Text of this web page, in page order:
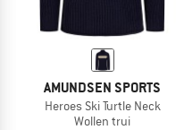
AMUNDSEN SPORTS
Heroes Ski Turtle Neck
Wollen trui